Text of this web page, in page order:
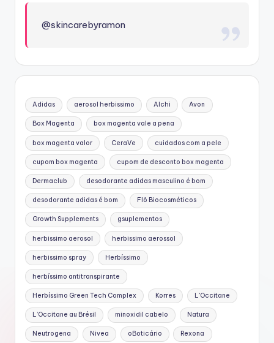
@skincarebyramon
Adidas aerosol herbissimo Alchi Avon
Box Magenta box magenta vale a pena
box magenta valor CeraVe cuidados com a pele
cupom box magenta cupom de desconto box magenta
Dermaclub desodorante adidas masculino é bom
desodorante adidas é bom Flô Biocosméticos
Growth Supplements gsuplementos
herbissimo aerosol herbissimo aerossol
herbissimo spray Herbíssimo
herbíssimo antitranspirante
Herbíssimo Green Tech Complex Korres L'Occitane
L’Occitane au Brésil minoxidil cabelo Natura
Neutrogena Nivea oBoticário Rexona